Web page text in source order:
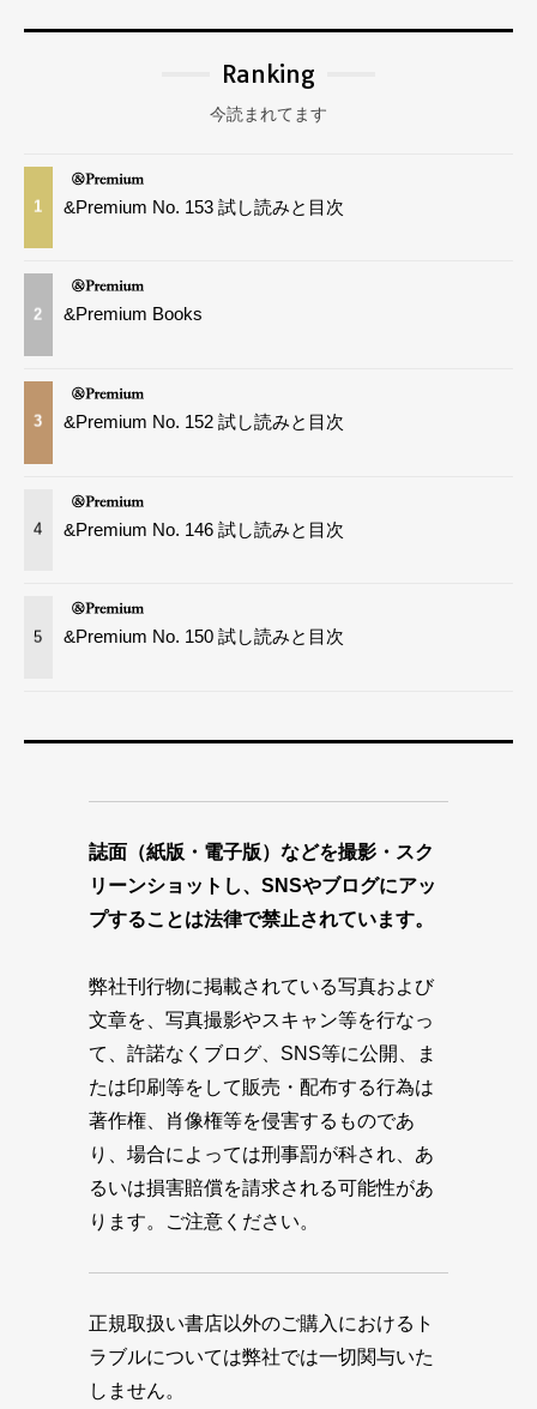
Ranking
今読まれてます
1 &Premium No. 153 試し読みと目次
2 &Premium Books
3 &Premium No. 152 試し読みと目次
4 &Premium No. 146 試し読みと目次
5 &Premium No. 150 試し読みと目次
誌面（紙版・電子版）などを撮影・スク
リーンショットし、SNSやブログにアッ
プすることは法律で禁止されています。
弊社刊行物に掲載されている写真および
文章を、写真撮影やスキャン等を行なっ
て、許諾なくブログ、SNS等に公開、ま
たは印刷等をして販売・配布する行為は
著作権、肖像権等を侵害するものであ
り、場合によっては刑事罰が科され、あ
るいは損害賠償を請求される可能性があ
ります。ご注意ください。
正規取扱い書店以外のご購入におけるト
ラブルについては弊社では一切関与いた
しません。